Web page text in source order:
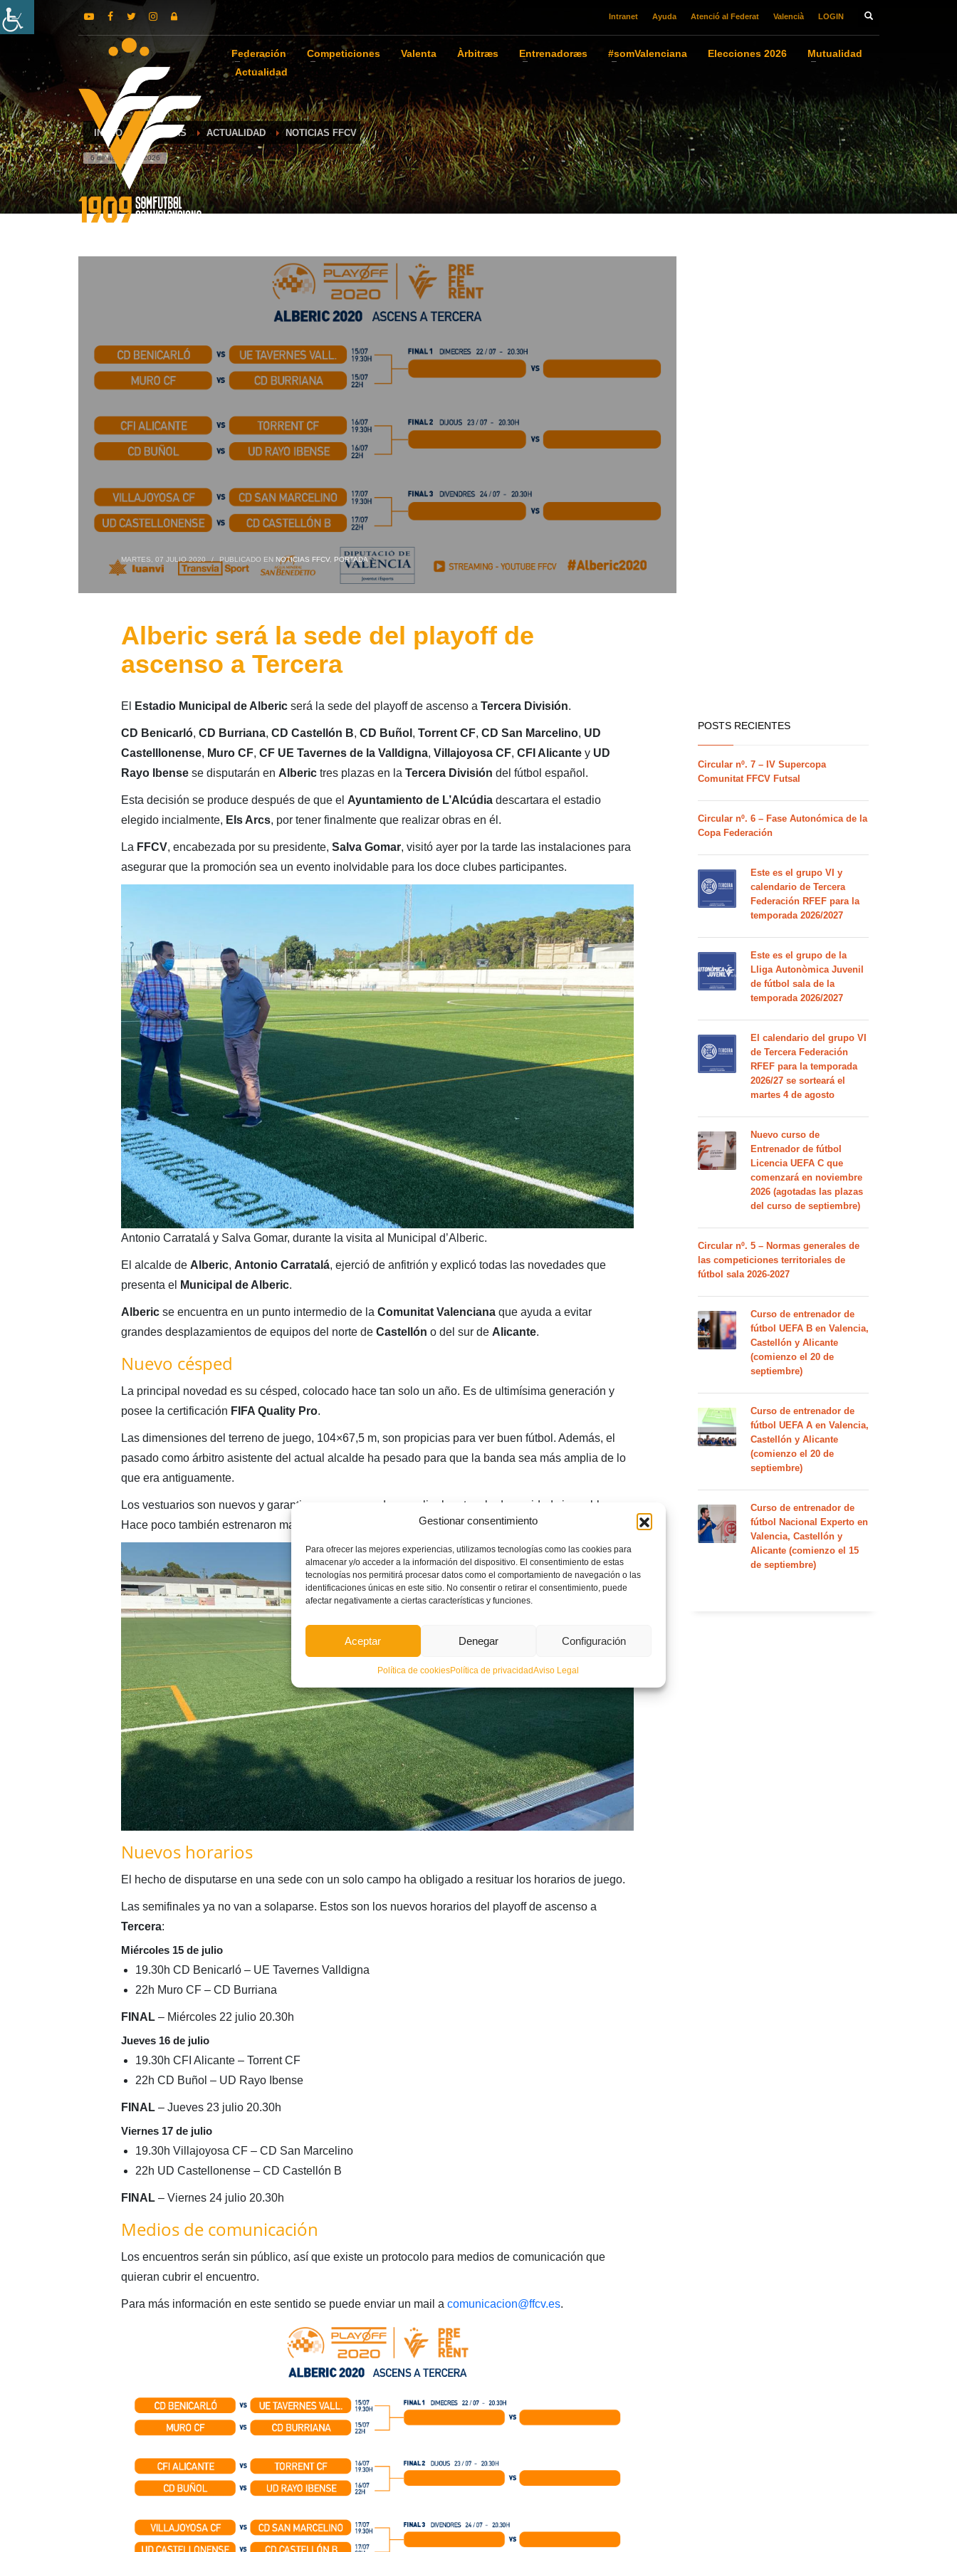
Gestionar consentimiento
Para ofrecer las mejores experiencias, utilizamos tecnologías como las cookies para
almacenar y/o acceder a la información del dispositivo. El consentimiento de estas
tecnologías nos permitirá procesar datos como el comportamiento de navegación o las
identificaciones únicas en este sitio. No consentir o retirar el consentimiento, puede
afectar negativamente a ciertas características y funciones.
Aceptar Denegar Configuración
Política de cookiesPolítica de privacidadAviso Legal
Intranet Ayuda Atenció al Federat Valencià LOGIN
Federación Competiciones Valenta Àrbitræs Entrenadoræs #somValenciana Elecciones 2026
Mutualidad
Actualidad
INICIO NOTICIAS ACTUALIDAD NOTICIAS FFCV
6 de agosto de 2026
MARTES, 07 JULIO 2020 / PUBLICADO EN NOTICIAS FFCV, PORTADA
Alberic será la sede del playoff de
ascenso a Tercera
El Estadio Municipal de Albericserá la sede del playoff de ascenso a Tercera División.
CD Benicarló, CD Burriana, CD Castellón B, CD Buñol , Torrent CF, CD San Marcelino, UD
Castelllonense, Muro CF, CF UE Tavernes de la Valldigna, Villajoyosa CF, CFI Alicantey UD
Rayo Ibensese disputarán en Alberictres plazas en la Tercera División del fútbol español.
Esta decisión se produce después de que el Ayuntamiento de L’Alcúdiadescartara el estadio
elegido incialmente, Els Arcs, por tener finalmente que realizar obras en él.
La FFCV, encabezada por su presidente, Salva Gomar, visitó ayer por la tarde las instalaciones para
asegurar que la promoción sea un evento inolvidable para los doce clubes participantes.
Antonio Carratalá y Salva Gomar, durante la visita al Municipal d’Alberic.
El alcalde de Alberic, Antonio Carratalá, ejerció de anfitrión y explicó todas las novedades que
presenta el
Municipal de Alberic.
Albericse encuentra en un punto intermedio de la Comunitat Valenciana que ayuda a evitar
grandes desplazamientos de equipos del norte de Castellón o del sur de Alicante.
Nuevo césped
La principal novedad es su césped, colocado hace tan solo un año. Es de ultimísima generación y
posee la certificación FIFA Quality Pro.
Las dimensiones del terreno de juego, 104×67,5 m, son propicias para ver buen fútbol. Además, el
pasado como árbitro asistente del actual alcalde ha pesado para que la banda sea más amplia de lo
que era antiguamente.
Los vestuarios son nuevos y garantizan que se pueda cumplir el protocolo de sanidad sin problemas.
Hace poco también estrenaron marcador electrónico.
Nuevos horarios
El hecho de disputarse en una sede con un solo campo ha obligado a resituar los horarios de juego.
Las semifinales ya no van a solaparse. Estos son los nuevos horarios del playoff de ascenso a
Tercera:
Miércoles 15 de julio
19.30h CD Benicarló – UE Tavernes Valldigna
22h Muro CF – CD Burriana
FINAL– Miércoles 22 julio 20.30h
Jueves 16 de julio
19.30h CFI Alicante – Torrent CF
22h CD Buñol – UD Rayo Ibense
FINAL – Jueves 23 julio 20.30h
Viernes 17 de julio
19.30h Villajoyosa CF – CD San Marcelino
22h UD Castellonense – CD Castellón B
FINAL– Viernes 24 julio 20.30h
Medios de comunicación
Los encuentros serán sin público, así que existe un protocolo para medios de comunicación que
quieran cubrir el encuentro.
Para más información en este sentido se puede enviar un mail a comunicacion@ffcv.es.
POSTS RECIENTES
Circular nº. 7 – IV Supercopa
Comunitat FFCV Futsal
Circular nº. 6 – Fase Autonómica de la
Copa Federación
Este es el grupo VI y
calendario de Tercera
Federación RFEF para la
temporada 2026/2027
Este es el grupo de la
Lliga Autonòmica Juvenil
de fútbol sala de la
temporada 2026/2027
El calendario del grupo VI
de Tercera Federación
RFEF para la temporada
2026/27 se sorteará el
martes 4 de agosto
Nuevo curso de
Entrenador de fútbol
Licencia UEFA C que
comenzará en noviembre
2026 (agotadas las plazas
del curso de septiembre)
Circular nº. 5 – Normas generales de
las competiciones territoriales de
fútbol sala 2026-2027
Curso de entrenador de
fútbol UEFA B en Valencia,
Castellón y Alicante
(comienzo el 20 de
septiembre)
Curso de entrenador de
fútbol UEFA A en Valencia,
Castellón y Alicante
(comienzo el 20 de
septiembre)
Curso de entrenador de
fútbol Nacional Experto en
Valencia, Castellón y
Alicante (comienzo el 15
de septiembre)